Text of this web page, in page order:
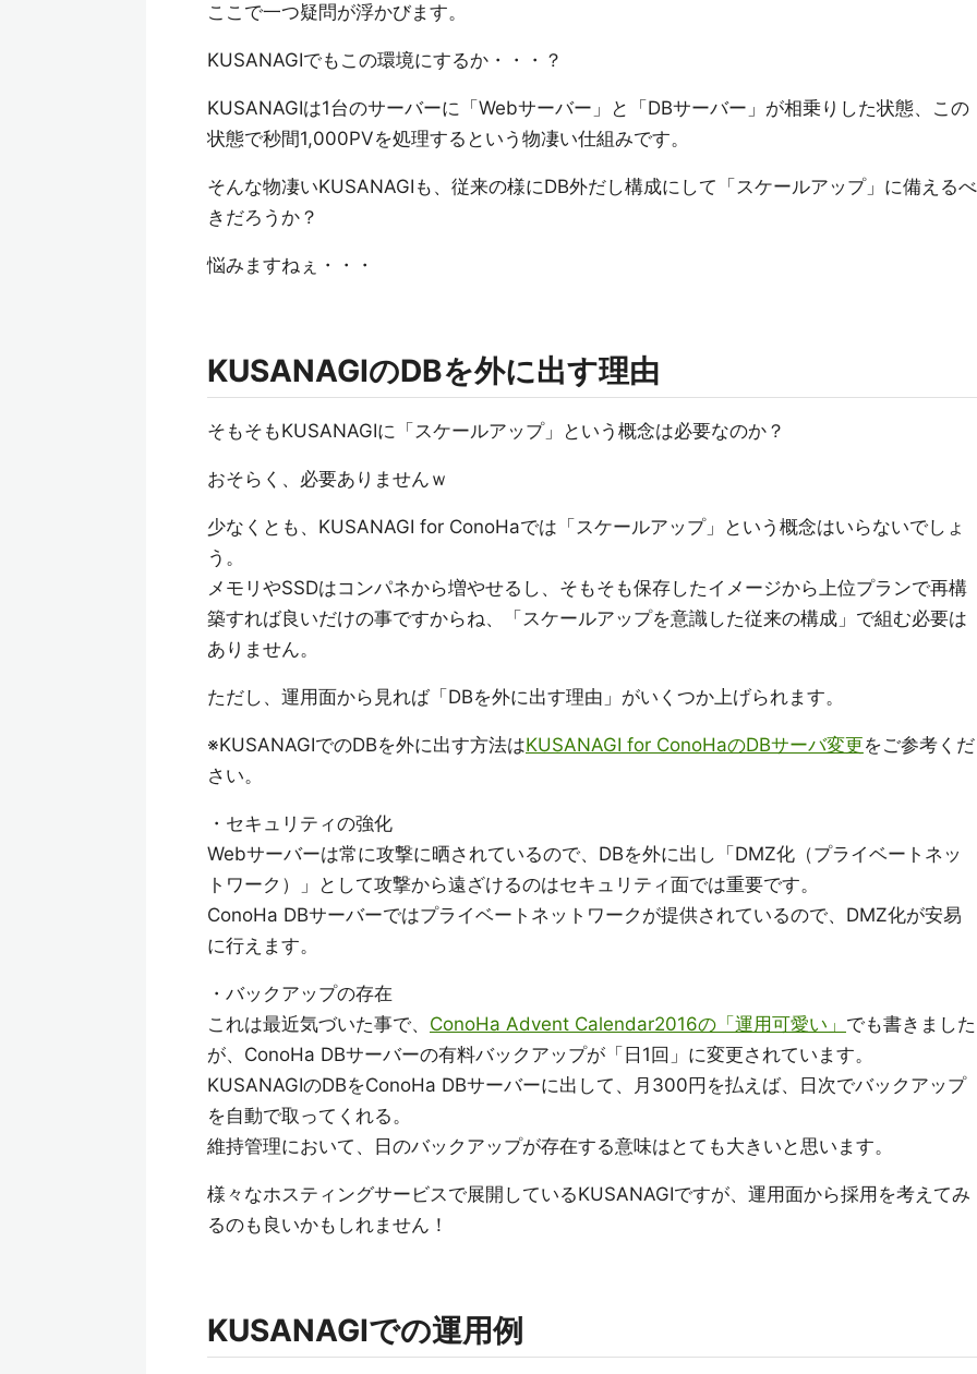
ここで一つ疑問が浮かびます。
KUSANAGIでもこの環境にするか・・・？
KUSANAGIは1台のサーバーに「Webサーバー」と「DBサーバー」が相乗りした状態、この
状態で秒間1,000PVを処理するという物凄い仕組みです。
そんな物凄いKUSANAGIも、従来の様にDB外だし構成にして「スケールアップ」に備えるべ
きだろうか？
悩みますねぇ・・・
KUSANAGIのDBを外に出す理由
そもそもKUSANAGIに「スケールアップ」という概念は必要なのか？
おそらく、必要ありませんｗ
少なくとも、KUSANAGI for ConoHaでは「スケールアップ」という概念はいらないでしょ
う。
メモリやSSDはコンパネから増やせるし、そもそも保存したイメージから上位プランで再構
築すれば良いだけの事ですからね、「スケールアップを意識した従来の構成」で組む必要は
ありません。
ただし、運用面から見れば「DBを外に出す理由」がいくつか上げられます。
※KUSANAGIでのDBを外に出す方法はKUSANAGI for ConoHaのDBサーバ変更をご参考くだ
さい。
・セキュリティの強化
Webサーバーは常に攻撃に晒されているので、DBを外に出し「DMZ化（プライベートネッ
トワーク）」として攻撃から遠ざけるのはセキュリティ面では重要です。
ConoHa DBサーバーではプライベートネットワークが提供されているので、DMZ化が安易
に行えます。
・バックアップの存在
これは最近気づいた事で、 ConoHa Advent Calendar2016の「運用可愛い」 でも書きました
が、ConoHa DBサーバーの有料バックアップが「日1回」に変更されています。
KUSANAGIのDBをConoHa DBサーバーに出して、月300円を払えば、日次でバックアップ
を自動で取ってくれる。
維持管理において、日のバックアップが存在する意味はとても大きいと思います。
様々なホスティングサービスで展開しているKUSANAGIですが、運用面から採用を考えてみ
るのも良いかもしれません！
KUSANAGIでの運用例